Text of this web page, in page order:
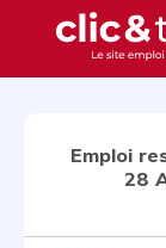
Emploi
28